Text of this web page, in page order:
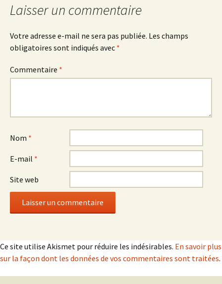
Laisser un commentaire
Votre adresse e-mail ne sera pas publiée. Les champs
obligatoires sont indiqués avec *
Commentaire *
Nom *
E-mail *
Site web
Ce site utilise Akismet pour réduire les indésirables. En savoir plus
sur la façon dont les données de vos commentaires sont traitées.